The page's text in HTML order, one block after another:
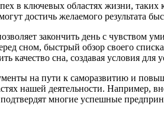
в ключевых областях жизни,
достичь желаемого результата
закончить день с чувством
сном, быстрый обзор своего
качество сна, создавая условия
на пути к саморазвитию и
нашей деятельности. Например,
многие успешные